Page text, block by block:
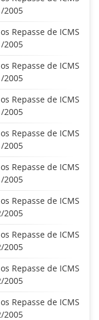
2005
Repasse de ICMS
2005
Repasse de ICMS
2005
Repasse de ICMS
2005
Repasse de ICMS
2005
Repasse de ICMS
2005
Repasse de ICMS
2005
Repasse de ICMS
2005
Repasse de ICMS
2005
Repasse de ICMS
2005